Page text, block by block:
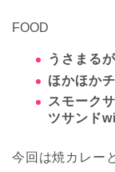
FOOD
うさまる
ほかほか
スモーク
ツサンド
今回は焼カレー